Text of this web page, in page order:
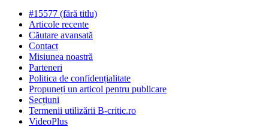
#15577 (fără titlu)
Articole recente
Căutare avansată
Contact
Misiunea noastră
Parteneri
Politica de confidențialitate
Propuneți un articol pentru publicare
Secțiuni
Termenii utilizării B-critic.ro
VideoPlus